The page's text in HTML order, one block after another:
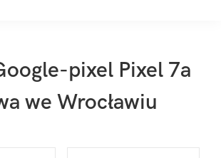
pixel Pixel 7a
we Wrocławiu